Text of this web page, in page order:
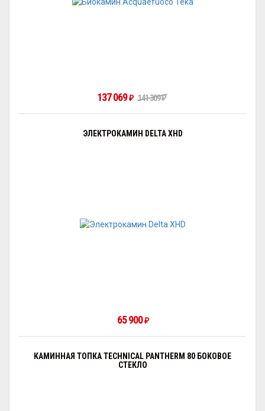
137 069 ₽ 141 309₽
ЭЛЕКТРОКАМИН DELTA XHD
65 900 ₽
КАМИННАЯ ТОПКА TECHNICAL PANTHERM 80 БОКОВОЕ
СТЕКЛО